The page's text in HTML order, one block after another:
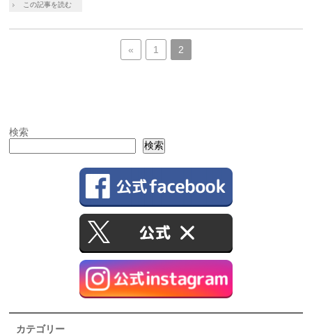
この記事を読む
« 1 2
検索
検索
カテゴリー